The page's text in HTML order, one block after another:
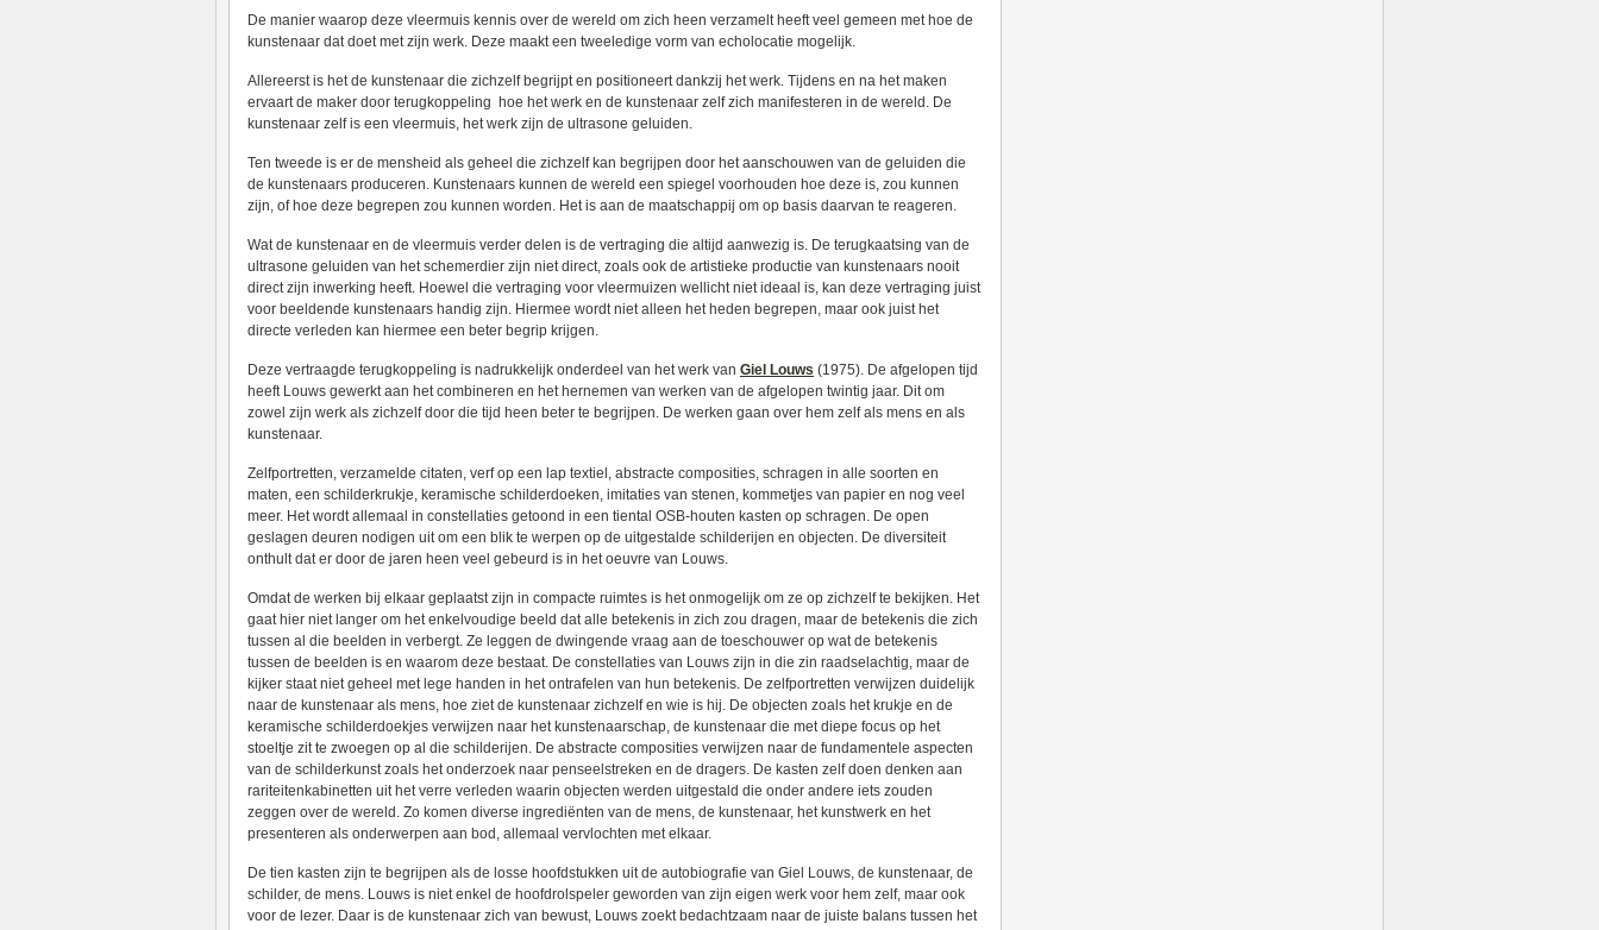
De manier waarop deze vleermuis kennis over de wereld om zich heen verzamelt heeft veel gemeen met hoe de
kunstenaar dat doet met zijn werk. Deze maakt een tweeledige vorm van echolocatie mogelijk.
Allereerst is het de kunstenaar die zichzelf begrijpt en positioneert dankzij het werk. Tijdens en na het maken
ervaart de maker door terugkoppeling hoe het werk en de kunstenaar zelf zich manifesteren in de wereld. De
kunstenaar zelf is een vleermuis, het werk zijn de ultrasone geluiden.
Ten tweede is er de mensheid als geheel die zichzelf kan begrijpen door het aanschouwen van de geluiden die
de kunstenaars produceren. Kunstenaars kunnen de wereld een spiegel voorhouden hoe deze is, zou kunnen
zijn, of hoe deze begrepen zou kunnen worden. Het is aan de maatschappij om op basis daarvan te reageren.
Wat de kunstenaar en de vleermuis verder delen is de vertraging die altijd aanwezig is. De terugkaatsing van de
ultrasone geluiden van het schemerdier zijn niet direct, zoals ook de artistieke productie van kunstenaars nooit
direct zijn inwerking heeft. Hoewel die vertraging voor vleermuizen wellicht niet ideaal is, kan deze vertraging juist
voor beeldende kunstenaars handig zijn. Hiermee wordt niet alleen het heden begrepen, maar ook juist het
directe verleden kan hiermee een beter begrip krijgen.
Deze vertraagde terugkoppeling is nadrukkelijk onderdeel van het werk van Giel Louws (1975). De afgelopen tijd
heeft Louws gewerkt aan het combineren en het hernemen van werken van de afgelopen twintig jaar. Dit om
zowel zijn werk als zichzelf door die tijd heen beter te begrijpen. De werken gaan over hem zelf als mens en als
kunstenaar.
Zelfportretten, verzamelde citaten, verf op een lap textiel, abstracte composities, schragen in alle soorten en
maten, een schilderkrukje, keramische schilderdoeken, imitaties van stenen, kommetjes van papier en nog veel
meer. Het wordt allemaal in constellaties getoond in een tiental OSB-houten kasten op schragen. De open
geslagen deuren nodigen uit om een blik te werpen op de uitgestalde schilderijen en objecten. De diversiteit
onthult dat er door de jaren heen veel gebeurd is in het oeuvre van Louws.
Omdat de werken bij elkaar geplaatst zijn in compacte ruimtes is het onmogelijk om ze op zichzelf te bekijken. Het
gaat hier niet langer om het enkelvoudige beeld dat alle betekenis in zich zou dragen, maar de betekenis die zich
tussen al die beelden in verbergt. Ze leggen de dwingende vraag aan de toeschouwer op wat de betekenis
tussen de beelden is en waarom deze bestaat. De constellaties van Louws zijn in die zin raadselachtig, maar de
kijker staat niet geheel met lege handen in het ontrafelen van hun betekenis. De zelfportretten verwijzen duidelijk
naar de kunstenaar als mens, hoe ziet de kunstenaar zichzelf en wie is hij. De objecten zoals het krukje en de
keramische schilderdoekjes verwijzen naar het kunstenaarschap, de kunstenaar die met diepe focus op het
stoeltje zit te zwoegen op al die schilderijen. De abstracte composities verwijzen naar de fundamentele aspecten
van de schilderkunst zoals het onderzoek naar penseelstreken en de dragers. De kasten zelf doen denken aan
rariteitenkabinetten uit het verre verleden waarin objecten werden uitgestald die onder andere iets zouden
zeggen over de wereld. Zo komen diverse ingrediënten van de mens, de kunstenaar, het kunstwerk en het
presenteren als onderwerpen aan bod, allemaal vervlochten met elkaar.
De tien kasten zijn te begrijpen als de losse hoofdstukken uit de autobiografie van Giel Louws, de kunstenaar, de
schilder, de mens. Louws is niet enkel de hoofdrolspeler geworden van zijn eigen werk voor hem zelf, maar ook
voor de lezer. Daar is de kunstenaar zich van bewust, Louws zoekt bedachtzaam naar de juiste balans tussen het